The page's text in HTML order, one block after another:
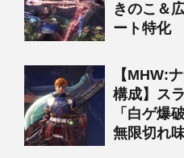
きのこ＆
ート特化
【MHW:
構成】ス
「白ゲ爆
無限切れ